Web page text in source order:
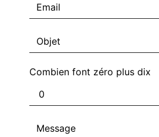
Combien font zéro plus dix